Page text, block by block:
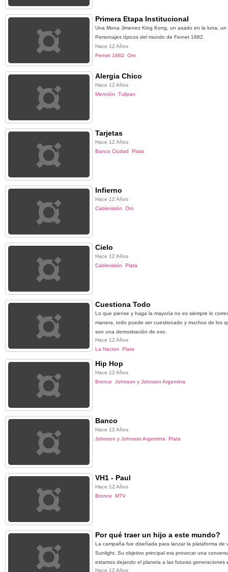
Primera Etapa Institucional
Una Mona Jimenez King Kong, un asado en la luna,
Personajes típicos del mundo de Fernet 1882.
Hace 12 Años
Fernet 1882
Oro
Alergia Chico
Hace 12 Años
Mención
Tulipan
Tarjetas
Hace 12 Años
Banco Ciudad
Plata
Infierno
Hace 12 Años
Cablevisión
Oro
Cielo
Hace 12 Años
Cablevisión
Plata
Cuestiona Todo
Lo que piense y haga la mayoría no es siempre lo
manera, todo puede ser cuestionado y muchos de los
son una demostración de eso.
Hace 12 Años
La Nacion
Plata
Hip Hop
Hace 12 Años
Bronce
Johnson y Johnson Argentina
Banco
Hace 12 Años
Johnson y Johnson Argentina
Plata
VH1 - Paul
Hace 12 Años
Bronce
MTV
Por qué traer un hijo a este mundo?
La campaña fue diseñada para lanzar la plataforma de
Sunlight. Su objetivo principal era provocar una
estamos dejando el planeta a las futuras generaciones
Hace 12 Años